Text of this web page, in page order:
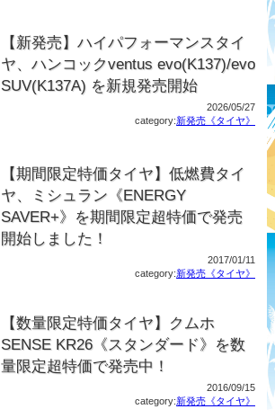
【新発売】ハイパフォーマンスタイ
ヤ、ハンコックventus evo(K137)/evo
SUV(K137A) を新規発売開始
2026/05/27
category:新発売《タイヤ》
【期間限定特価タイヤ】低燃費タイ
ヤ、ミシュラン《ENERGY
SAVER+》を期間限定超特価で発売
開始しました！
2017/01/11
category:新発売《タイヤ》
【数量限定特価タイヤ】クムホ
SENSE KR26《スタンダード》を数
量限定超特価で発売中！
2016/09/15
category:新発売《タイヤ》